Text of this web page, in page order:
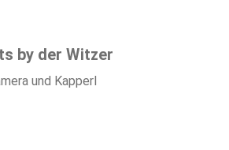
by der Witzer
und Kapperl